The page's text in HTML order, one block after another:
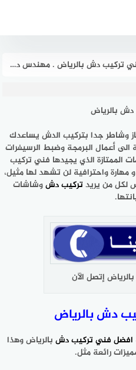
دش بالرياض . مهندس دشات الرياض ممتاز بخصم 51% هوم سيرفر
بالرياض
وشاطر جدا بتركيب الدش يساعدك
أعمال البرمجة وضبط الرسيفرات
الممتازة الذي يجيدها فني تركيب
واحترافية لن تشهد لها مثيل،
لكل من يريدتركيب دشوشاشات
إتصل الآن
دش بالرياض
افضل فني تركيب دش بالرياض وهذا
رائعة مثل.